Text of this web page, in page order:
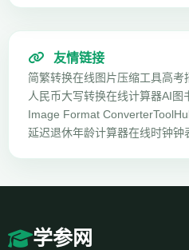
友情链接
简繁转换在线图片压缩工具高考
人民币大写转换在线计算器AI图
Image Format Converter
延迟退休年龄计算器在线时钟钟
学参网